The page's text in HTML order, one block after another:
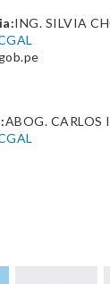
ING. SILVIA
ABOG. CARLOS